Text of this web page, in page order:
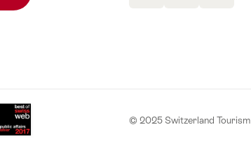
© 2025 Switzerland Tourism